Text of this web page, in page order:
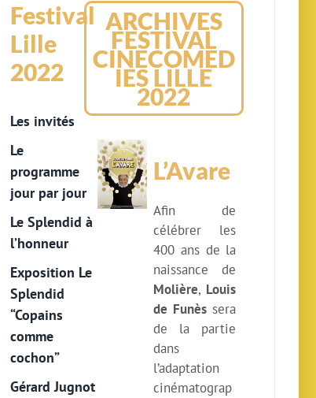
Festival
Lille
2022
Les invités
Le
programme
jour par jour
Le Splendid à
l’honneur
Exposition Le
Splendid
“Copains
comme
cochon”
Gérard Jugnot
ARCHIVES
FESTIVAL
CINECOMED
IES LILLE
2022
L’Avare
Afin de
célébrer les
400 ans de la
naissance de
Molière, Louis
de Funèssera
de la partie
dans
l’adaptation
cinématograp